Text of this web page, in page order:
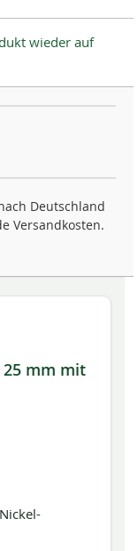
wieder auf
Deutschland
Versandkosten.
25 mm mit